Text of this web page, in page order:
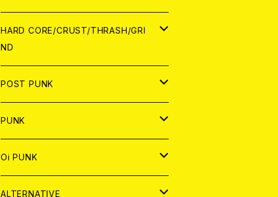
アナログ
DIGITAL CONTENTS
CD
ANALOG
HARD CORE/CRUST/THRASH/GRI
ND
JAPAN
CD
ANALOG
WORLD
CD
ANALOG
POST PUNK
CD
JAPAN
WORLD
ANALOG
JAPAN
PUNK
JAPAN
CD
WORLD
Oi PUNK
JAPAN
ALTERNATIVE